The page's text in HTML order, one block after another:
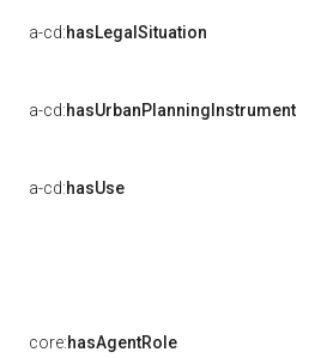
a-cd:hasLegalSituation
a-cd:hasUrbanPlanningInstrument
a-cd:hasUse
core:hasAgentRole